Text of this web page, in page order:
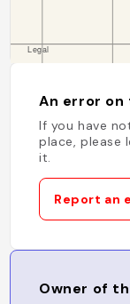
An error on
If you have
place, please
it.
Report an
Owner of